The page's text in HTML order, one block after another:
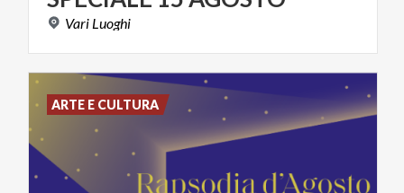
Vari Luoghi
ARTE E CULTURA